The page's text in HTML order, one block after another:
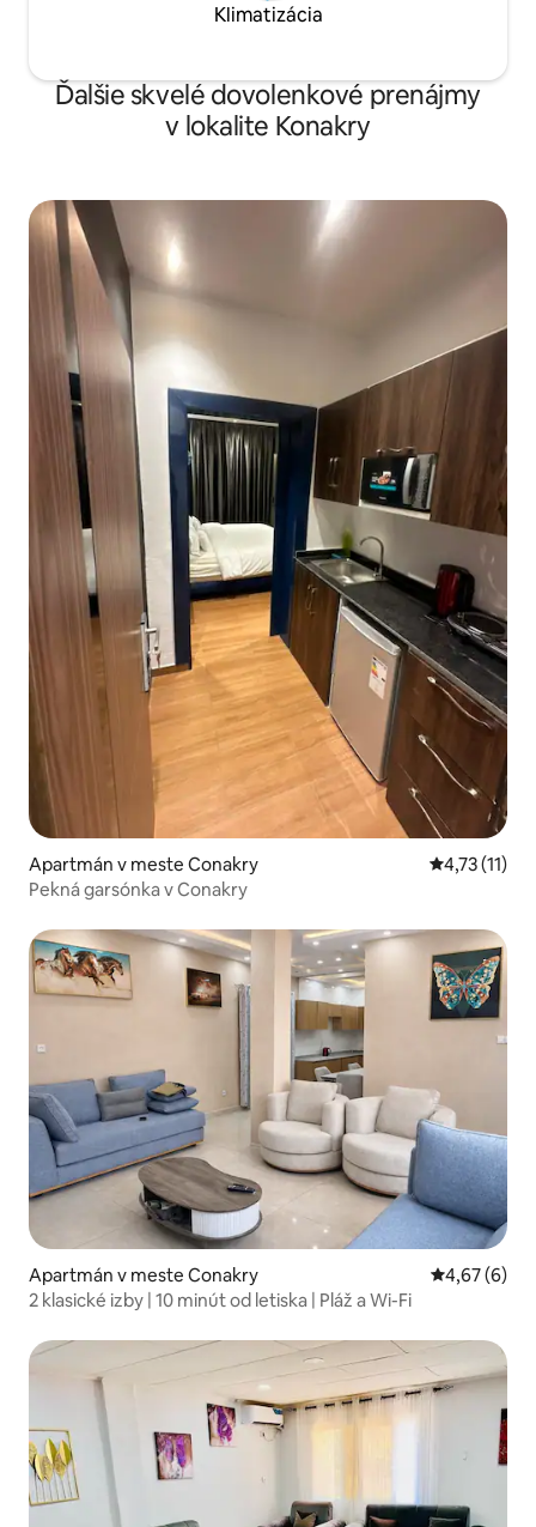
Klimatizácia
Ďalšie skvelé dovolenkové prenájmy
v lokalite Konakry
Apartmán v meste Conakry Priemerné
4,73 (11)
Pekná garsónka v Conakry
Apartmán v meste Conakry Priemerné
4,67 (6)
2 klasické izby | 10 minút od letiska | Pláž a Wi-Fi